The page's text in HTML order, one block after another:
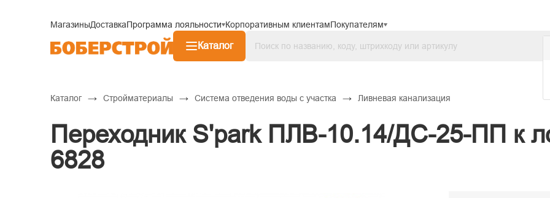
МагазиныДоставкаПрограмма лояльности Корпоративным клиентамПокупателям
Каталог
Каталог → Стройматериалы → Система отведения воды с участка → Ливневая канализация
Переходник S'park ПЛВ-10.14/ДС-25-ПП к
6828